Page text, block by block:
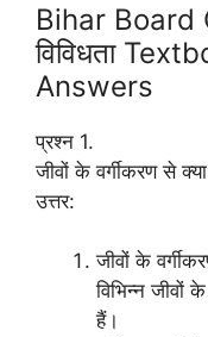
Bihar Board
विविधता
Answers
प्रश्न 1.
जीवों के वर्गीकरण से
उत्तर:
जीवों के
विभिन्न जीवों
हैं।